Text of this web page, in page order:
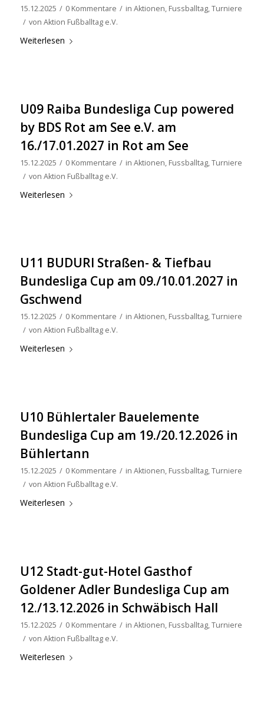
15.12.2025 / 0 Kommentare / in Aktionen, Fussballtag,Turniere
/ von Aktion Fußballtag e.V.
Weiterlesen
U09 Raiba Bundesliga Cup powered
by BDS Rot am See e.V. am
16./17.01.2027 in Rot am See
15.12.2025 / 0 Kommentare / in Aktionen, Fussballtag,Turniere
/ von Aktion Fußballtag e.V.
Weiterlesen
U11 BUDURI Straßen- & Tiefbau
Bundesliga Cup am 09./10.01.2027 in
Gschwend
15.12.2025 / 0 Kommentare / in Aktionen, Fussballtag,Turniere
/ von Aktion Fußballtag e.V.
Weiterlesen
U10 Bühlertaler Bauelemente
Bundesliga Cup am 19./20.12.2026 in
Bühlertann
15.12.2025 / 0 Kommentare / in Aktionen, Fussballtag,Turniere
/ von Aktion Fußballtag e.V.
Weiterlesen
U12 Stadt-gut-Hotel Gasthof
Goldener Adler Bundesliga Cup am
12./13.12.2026 in Schwäbisch Hall
15.12.2025 / 0 Kommentare / in Aktionen, Fussballtag,Turniere
/ von Aktion Fußballtag e.V.
Weiterlesen